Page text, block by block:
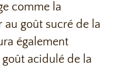
comme la
au goût sucré de la
également
acidulé de la